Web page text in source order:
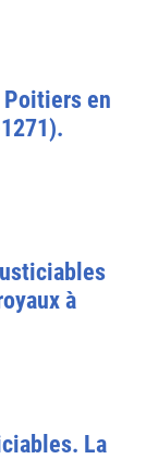
Poitiers en
à
La